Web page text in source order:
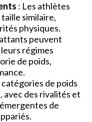
: Les athlètes
similaire,
physiques.
peuvent
régimes
de poids,
catégories de poids
des rivalités et
de